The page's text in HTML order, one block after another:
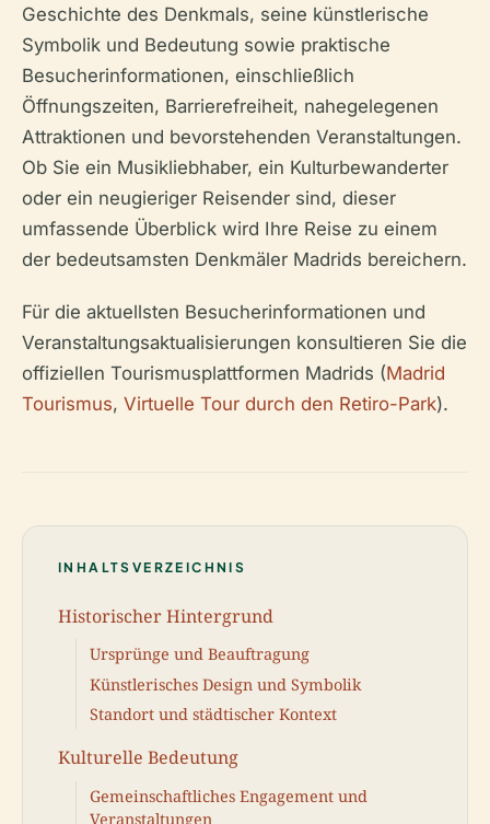
Geschichte des Denkmals, seine künstlerische
Symbolik und Bedeutung sowie praktische
Besucherinformationen, einschließlich
Öffnungszeiten, Barrierefreiheit, nahegelegenen
Attraktionen und bevorstehenden Veranstaltungen.
Ob Sie ein Musikliebhaber, ein Kulturbewanderter
oder ein neugieriger Reisender sind, dieser
umfassende Überblick wird Ihre Reise zu einem
der bedeutsamsten Denkmäler Madrids bereichern.
Für die aktuellsten Besucherinformationen und
Veranstaltungsaktualisierungen konsultieren Sie die
offiziellen Tourismusplattformen Madrids (Madrid
Tourismus, Virtuelle Tour durch den Retiro-Park).
INHALTSVERZEICHNIS
Historischer Hintergrund
Ursprünge und Beauftragung
Künstlerisches Design und Symbolik
Standort und städtischer Kontext
Kulturelle Bedeutung
Gemeinschaftliches Engagement und
Veranstaltungen